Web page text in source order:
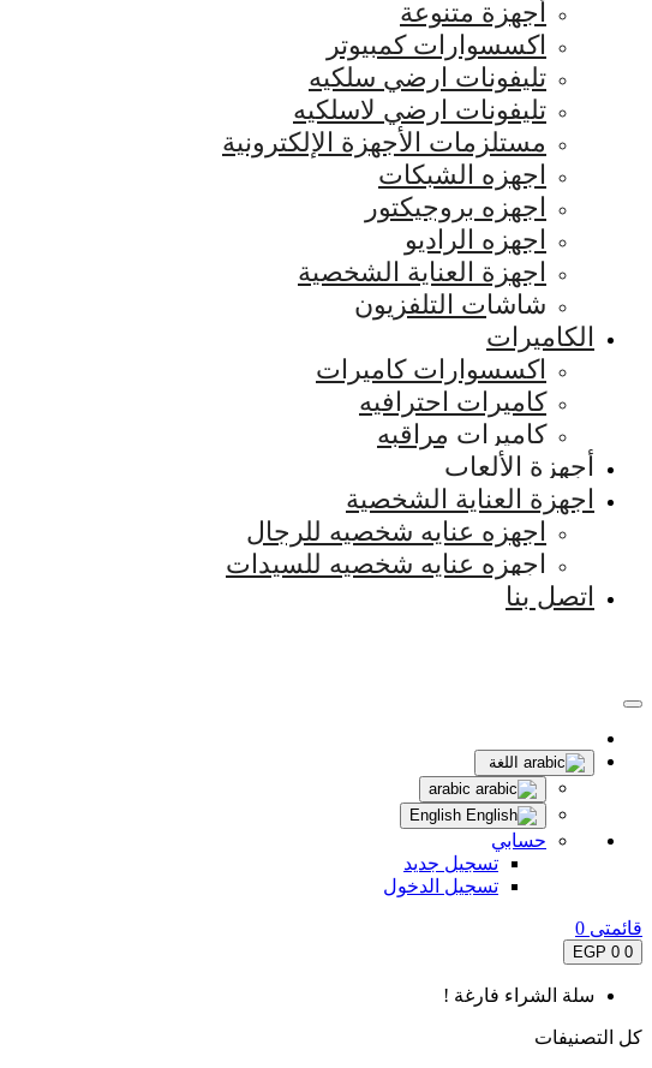
أجهزة متنوعة
اكسسوارات كمبيوتر
تليفونات ارضي سلكيه
تليفونات ارضي لاسلكيه
مستلزمات الأجهزة الإلكترونية
اجهزه الشبكات
اجهزه بروجيكتور
اجهزه الراديو
اجهزة العناية الشخصية
شاشات التلفزيون
الكاميرات
اكسسوارات كاميرات
كاميرات احترافيه
كاميرات مراقبه
أجهزة الألعاب
اجهزة العناية الشخصية
اجهزه عنايه شخصيه للرجال
اجهزه عنايه شخصيه للسيدات
اتصل بنا
اللغة
حسابي
تسجيل جديد
تسجيل الدخول
قائمتى 0
0
0 EGP
سلة الشراء فارغة !
كل التصنيفات